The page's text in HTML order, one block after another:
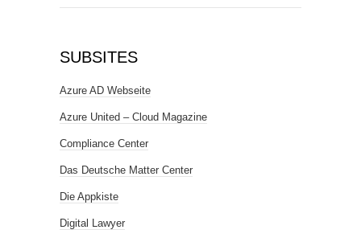
SUBSITES
Azure AD Webseite
Azure United – Cloud Magazine
Compliance Center
Das Deutsche Matter Center
Die Appkiste
Digital Lawyer